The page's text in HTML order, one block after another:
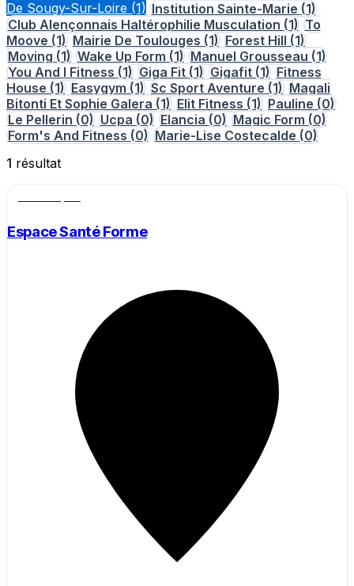
De Sougy-Sur-Loire (1) Institution Sainte-Marie (1)
Club Alençonnais Haltérophilie Musculation (1) To
Moove (1) Mairie De Toulouges (1) Forest Hill (1)
Moving (1) Wake Up Form (1) Manuel Grousseau (1)
You And I Fitness (1) Giga Fit (1) Gigafit (1) Fitness
House (1) Easygym (1) Sc Sport Aventure (1) Magali
Bitonti Et Sophie Galera (1) Elit Fitness (1) Pauline (0)
Le Pellerin (0) Ucpa (0) Elancia (0) Magic Form (0)
Form's And Fitness (0) Marie-Lise Costecalde (0)
1 résultat
Espace Santé Forme